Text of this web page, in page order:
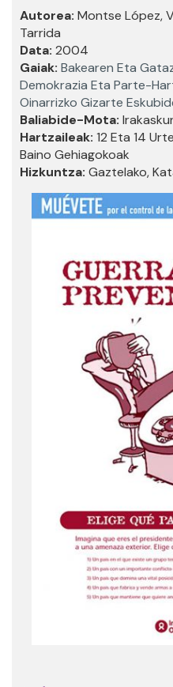
Autorea: Montse López,
Tarrida
Data: 2004
Gaiak: Bakearen Eta
Demokrazia Eta Parte-
Oinarrizko Gizarte
Baliabide-Mota:
Hartzaileak: 12 Eta 14
Baino Gehiagokoak
Hizkuntza: Gaztelako,